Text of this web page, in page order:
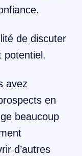
de discuter
potentiel.
avez
en
beaucoup
d’autres